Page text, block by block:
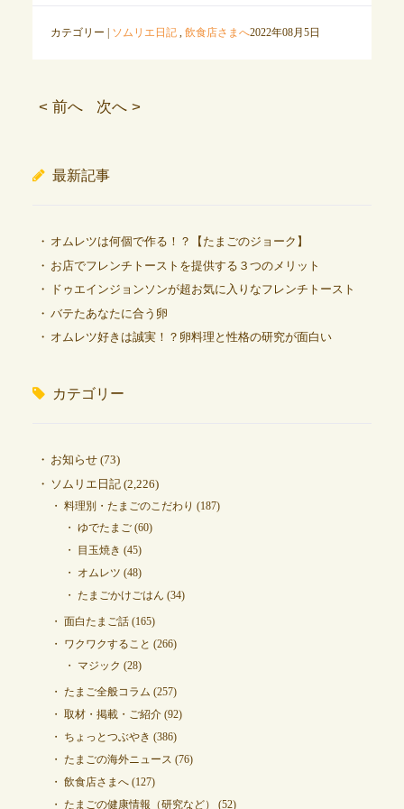
カテゴリー | ソムリエ日記, 飲食店さまへ2022年08月5日
< 前へ 次へ >
最新記事
オムレツは何個で作る！？【たまごのジョーク】
お店でフレンチトーストを提供する３つのメリット
ドゥエインジョンソンが超お気に入りなフレンチトースト
バテたあなたに合う卵
オムレツ好きは誠実！？卵料理と性格の研究が面白い
カテゴリー
お知らせ(73)
ソムリエ日記(2,226)
料理別・たまごのこだわり (187)
ゆでたまご(60)
目玉焼き (45)
オムレツ (48)
たまごかけごはん (34)
面白たまご話(165)
ワクワクすること (266)
マジック (28)
たまご全般コラム (257)
取材・掲載・ご紹介(92)
ちょっとつぶやき (386)
たまごの海外ニュース (76)
飲食店さまへ(127)
たまごの健康情報（研究など）
(52)